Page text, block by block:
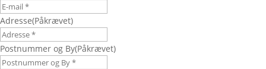
Adresse(Påkrævet)
Postnummer og By(Påkrævet)